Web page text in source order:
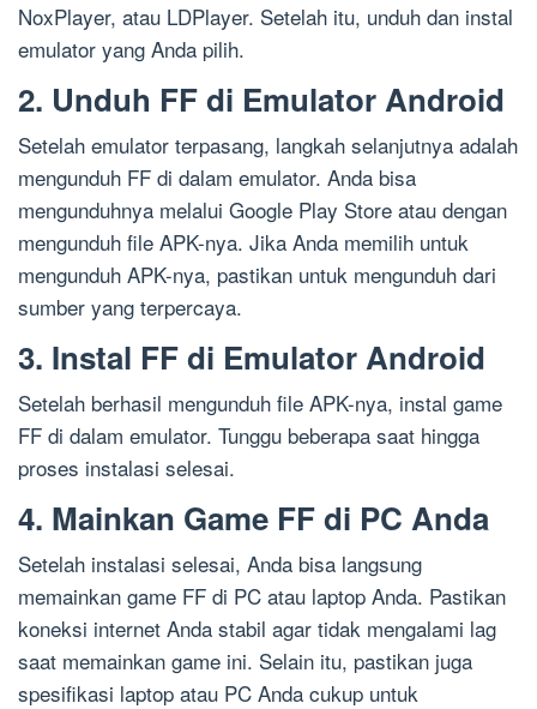
NoxPlayer, atau LDPlayer. Setelah itu, unduh dan instal
emulator yang Anda pilih.
2. Unduh FF di Emulator Android
Setelah emulator terpasang, langkah selanjutnya adalah
mengunduh FF di dalam emulator. Anda bisa
mengunduhnya melalui Google Play Store atau dengan
mengunduh file APK-nya. Jika Anda memilih untuk
mengunduh APK-nya, pastikan untuk mengunduh dari
sumber yang terpercaya.
3. Instal FF di Emulator Android
Setelah berhasil mengunduh file APK-nya, instal game
FF di dalam emulator. Tunggu beberapa saat hingga
proses instalasi selesai.
4. Mainkan Game FF di PC Anda
Setelah instalasi selesai, Anda bisa langsung
memainkan game FF di PC atau laptop Anda. Pastikan
koneksi internet Anda stabil agar tidak mengalami lag
saat memainkan game ini. Selain itu, pastikan juga
spesifikasi laptop atau PC Anda cukup untuk